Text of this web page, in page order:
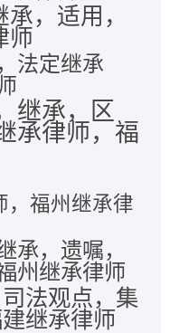
，适用，
师
法定继承
继承，区
承律师，福
，福州继承律
承，遗嘱，
州继承律师
法观点，集
继承律师